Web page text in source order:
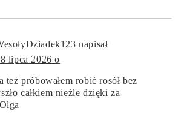
napisał
lipca 2026 o
też próbowałem robić rosół bez
całkiem nieźle dzięki za